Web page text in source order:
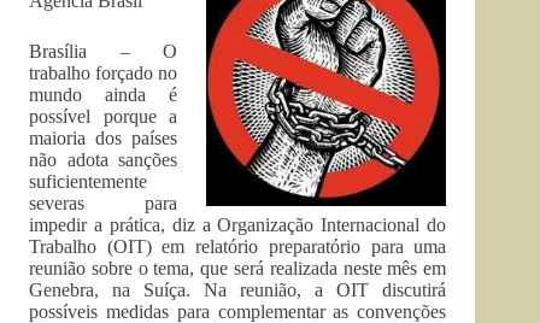
Brasília – O
trabalho forçado no
mundo ainda é
possível porque a
maioria dos países
não adota sanções
suficientemente
severas para
impedir a prática, diz a Organização Internacional do
Trabalho (OIT) em relatório preparatório para uma
reunião sobre o tema, que será realizada neste mês em
Genebra, na Suíça. Na reunião, a OIT discutirá
possíveis medidas para complementar as convenções